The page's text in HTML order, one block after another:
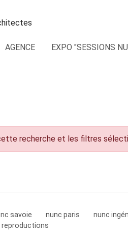
AGENCE EXPO "SESSIONS
recherche et les filtres
savoie nunc paris
nunc